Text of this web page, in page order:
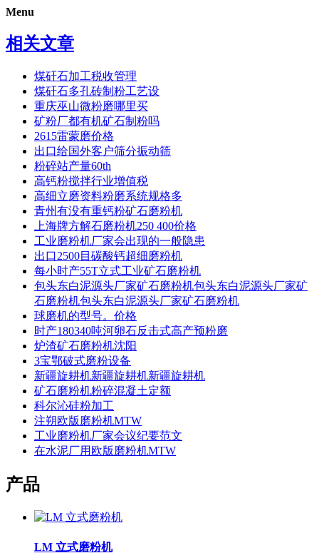
Menu
相关文章
煤矸石加工税收管理
煤矸石多孔砖制粉工艺设
重庆巫山微粉磨哪里买
矿粉厂都有机矿石制粉吗
2615雷蒙磨价格
出口给国外客户筛分振动筛
粉碎站产量60th
高钙粉搅拌行业增值税
高细立磨资料粉磨系统规格多
青州有没有重钙粉矿石磨粉机
上海牌方解石磨粉机250 400价格
工业磨粉机厂家会出现的一般隐患
出口2500目碳酸钙超细磨粉机
每小时产55T立式工业矿石磨粉机
包头东白泥源头厂家矿石磨粉机包头东白泥源头厂家矿
石磨粉机包头东白泥源头厂家矿石磨粉机
球磨机的型号。价格
时产180340吨河卵石反击式高产预粉磨
炉渣矿石磨粉机沈阳
3宝鄂破式磨粉设备
新疆旋耕机新疆旋耕机新疆旋耕机
矿石磨粉机粉碎混凝土定额
科尔沁硅粉加工
注朔欧版磨粉机MTW
工业磨粉机厂家会议纪要范文
在水泥厂用欧版磨粉机MTW
产品
LM 立式磨粉机